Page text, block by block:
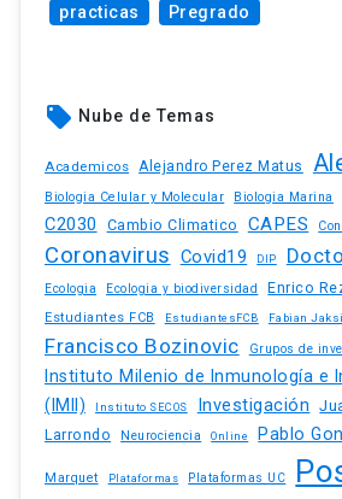
practicas Pregrado
local_offer Nube de Temas
Academicos Alejandro Perez Matus
Biologia Celular y Molecular Biologia Marina
C2030 Cambio Climatico CAPES
Coronavirus Covid19 DIP
Ecologia Ecologia y biodiversidad Enrico
Estudiantes FCB EstudiantesFCB Fabian
Francisco Bozinovic Grupos de
Instituto Milenio de Inmunología e
(IMII)
Instituto SECOS Investigación
Larrondo
Neurociencia Online Pablo
Marquet Plataformas Plataformas UC